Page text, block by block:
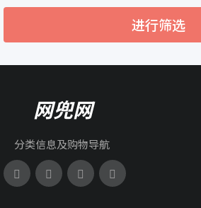
进行筛选
网兜网
分类信息及购物导航